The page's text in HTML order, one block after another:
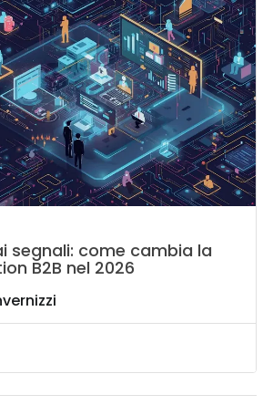
segnali: come cambia la
B2B nel 2026